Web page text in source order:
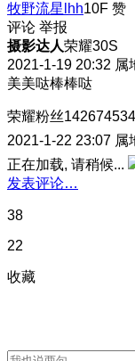
牧野流星lhh10F 赞
评论 举报
摄影达人荣耀30S
2021-1-19 20:32 属
美美哒棒棒哒
荣耀粉丝142674534
2021-1-22 23:07 属
正在加载, 请稍候...
发表评论…
38
22
收藏